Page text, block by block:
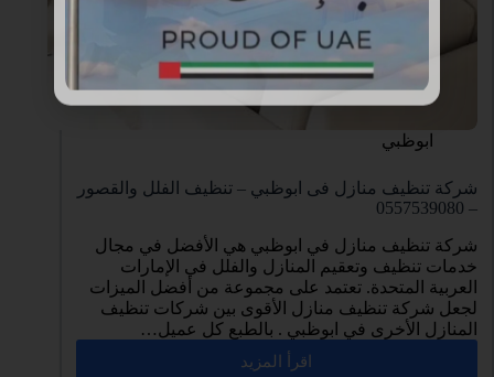
ابوظبي
شركة تنظيف منازل فى ابوظبي – تنظيف الفلل والقصور
– 0557539080
شركة تنظيف منازل في ابوظبي هي الأفضل في مجال
خدمات تنظيف وتعقيم المنازل والفلل في الإمارات
العربية المتحدة. تعتمد على مجموعة من أفضل الميزات
لجعل شركة تنظيف منازل الأقوى بين شركات تنظيف
المنازل الأخرى في ابوظبي . بالطبع كل عميل…
اقرأ المزيد